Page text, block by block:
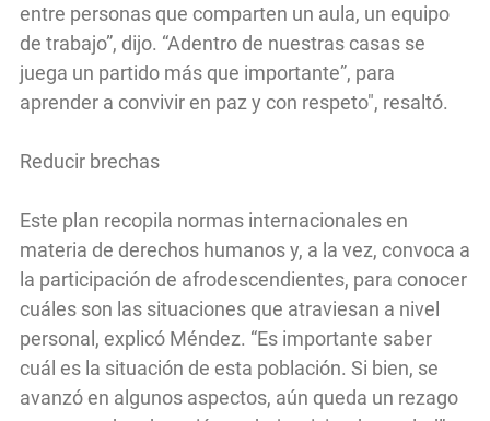
entre personas que comparten un aula, un equipo
de trabajo”, dijo. “Adentro de nuestras casas se
juega un partido más que importante”, para
aprender a convivir en paz y con respeto", resaltó.
Reducir brechas
Este plan recopila normas internacionales en
materia de derechos humanos y, a la vez, convoca a
la participación de afrodescendientes, para conocer
cuáles son las situaciones que atraviesan a nivel
personal, explicó Méndez. “Es importante saber
cuál es la situación de esta población. Si bien, se
avanzó en algunos aspectos, aún queda un rezago